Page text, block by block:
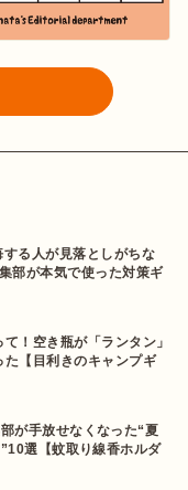
る人が見落としがちな
部が本気で使った対策ギ
！空き瓶が「ランタン」
た【目利きのキャンプギ
が手放せなくなった“夏
選【蚊取り線香ホルダ
ショップ